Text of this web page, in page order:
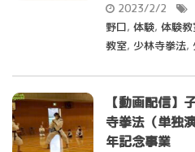
2023/2/2
野口, 体験, 体験教
教室, 少林寺拳法,
【動画配信】
寺拳法（単独
年記念事業